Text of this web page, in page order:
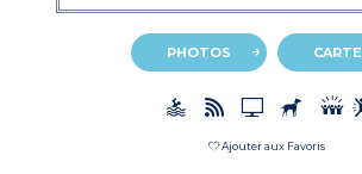
PHOTOS CARTE
Ajouter aux Favoris